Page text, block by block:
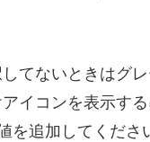
てないときはグレ
イコンを表示す
を追加してくださ